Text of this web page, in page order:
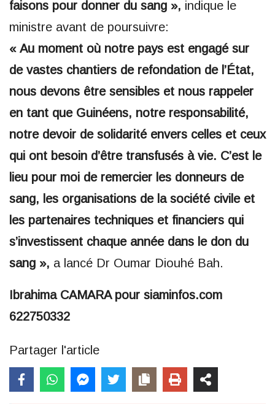
faisons pour donner du sang », indique le
ministre avant de poursuivre:
« Au moment où notre pays est engagé sur
de vastes chantiers de refondation de l’État,
nous devons être sensibles et nous rappeler
en tant que Guinéens, notre responsabilité,
notre devoir de solidarité envers celles et ceux
qui ont besoin d’être transfusés à vie. C’est le
lieu pour moi de remercier les donneurs de
sang, les organisations de la société civile et
les partenaires techniques et financiers qui
s’investissent chaque année dans le don du
sang », a lancé Dr Oumar Diouhé Bah.
Ibrahima CAMARA pour siaminfos.com
622750332
Partager l'article